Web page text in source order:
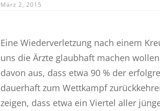
März 2, 2015
Eine Wiederverletzung nach einem
uns die Ärzte glaubhaft machen
davon aus, dass etwa 90 % der
dauerhaft zum Wettkampf
zeigen, dass etwa ein Viertel aller